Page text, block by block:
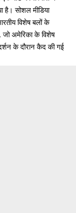
है। सोशल मीडिया
विशेष बलों के
जो अमेरिका के विशेष
के दौरान कैद की गई